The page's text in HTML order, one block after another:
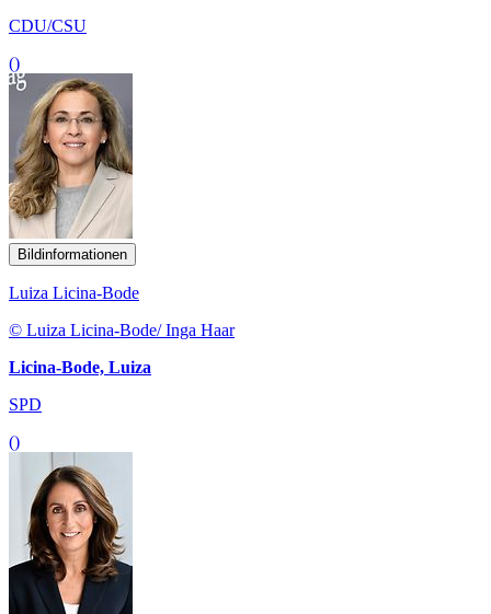
CDU/CSU
()
Bildinformationen
Luiza Licina-Bode
© Luiza Licina-Bode/ Inga Haar
Licina-Bode, Luiza
SPD
()